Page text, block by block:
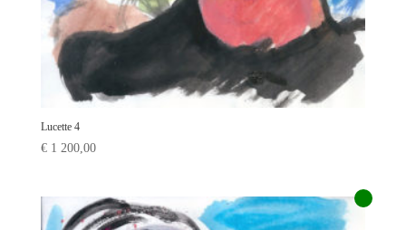
Lucette 4
€1 200,00